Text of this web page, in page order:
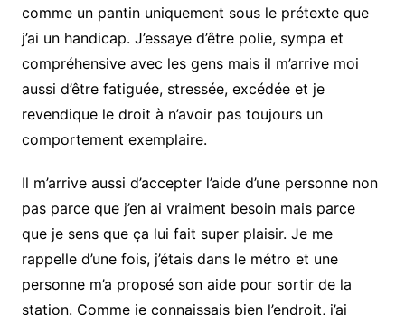
comme un pantin uniquement sous le prétexte que
j’ai un handicap. J’essaye d’être polie, sympa et
compréhensive avec les gens mais il m’arrive moi
aussi d’être fatiguée, stressée, excédée et je
revendique le droit à n’avoir pas toujours un
comportement exemplaire.
Il m’arrive aussi d’accepter l’aide d’une personne non
pas parce que j’en ai vraiment besoin mais parce
que je sens que ça lui fait super plaisir. Je me
rappelle d’une fois, j’étais dans le métro et une
personne m’a proposé son aide pour sortir de la
station. Comme je connaissais bien l’endroit, j’ai